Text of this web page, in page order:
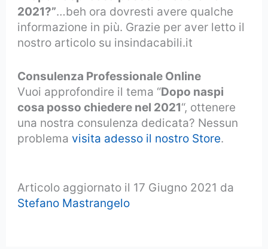
2021?”…beh ora dovresti avere qualche
informazione in più. Grazie per aver letto il
nostro articolo su insindacabili.it
Consulenza Professionale Online
Vuoi approfondire il tema “Dopo naspi
cosa posso chiedere nel 2021“, ottenere
una nostra consulenza dedicata? Nessun
problemavisita adesso il nostro Store.
Articolo aggiornato il 17 Giugno 2021 da
Stefano Mastrangelo